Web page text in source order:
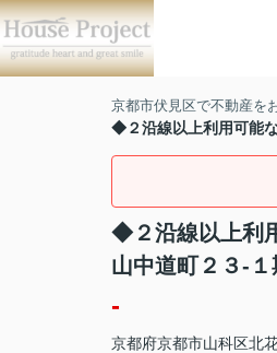
京都市伏見区で不動産を
◆２沿線以上利用可能
◆２沿線以上利
山中道町２３-１
-
京都府京都市山科区北